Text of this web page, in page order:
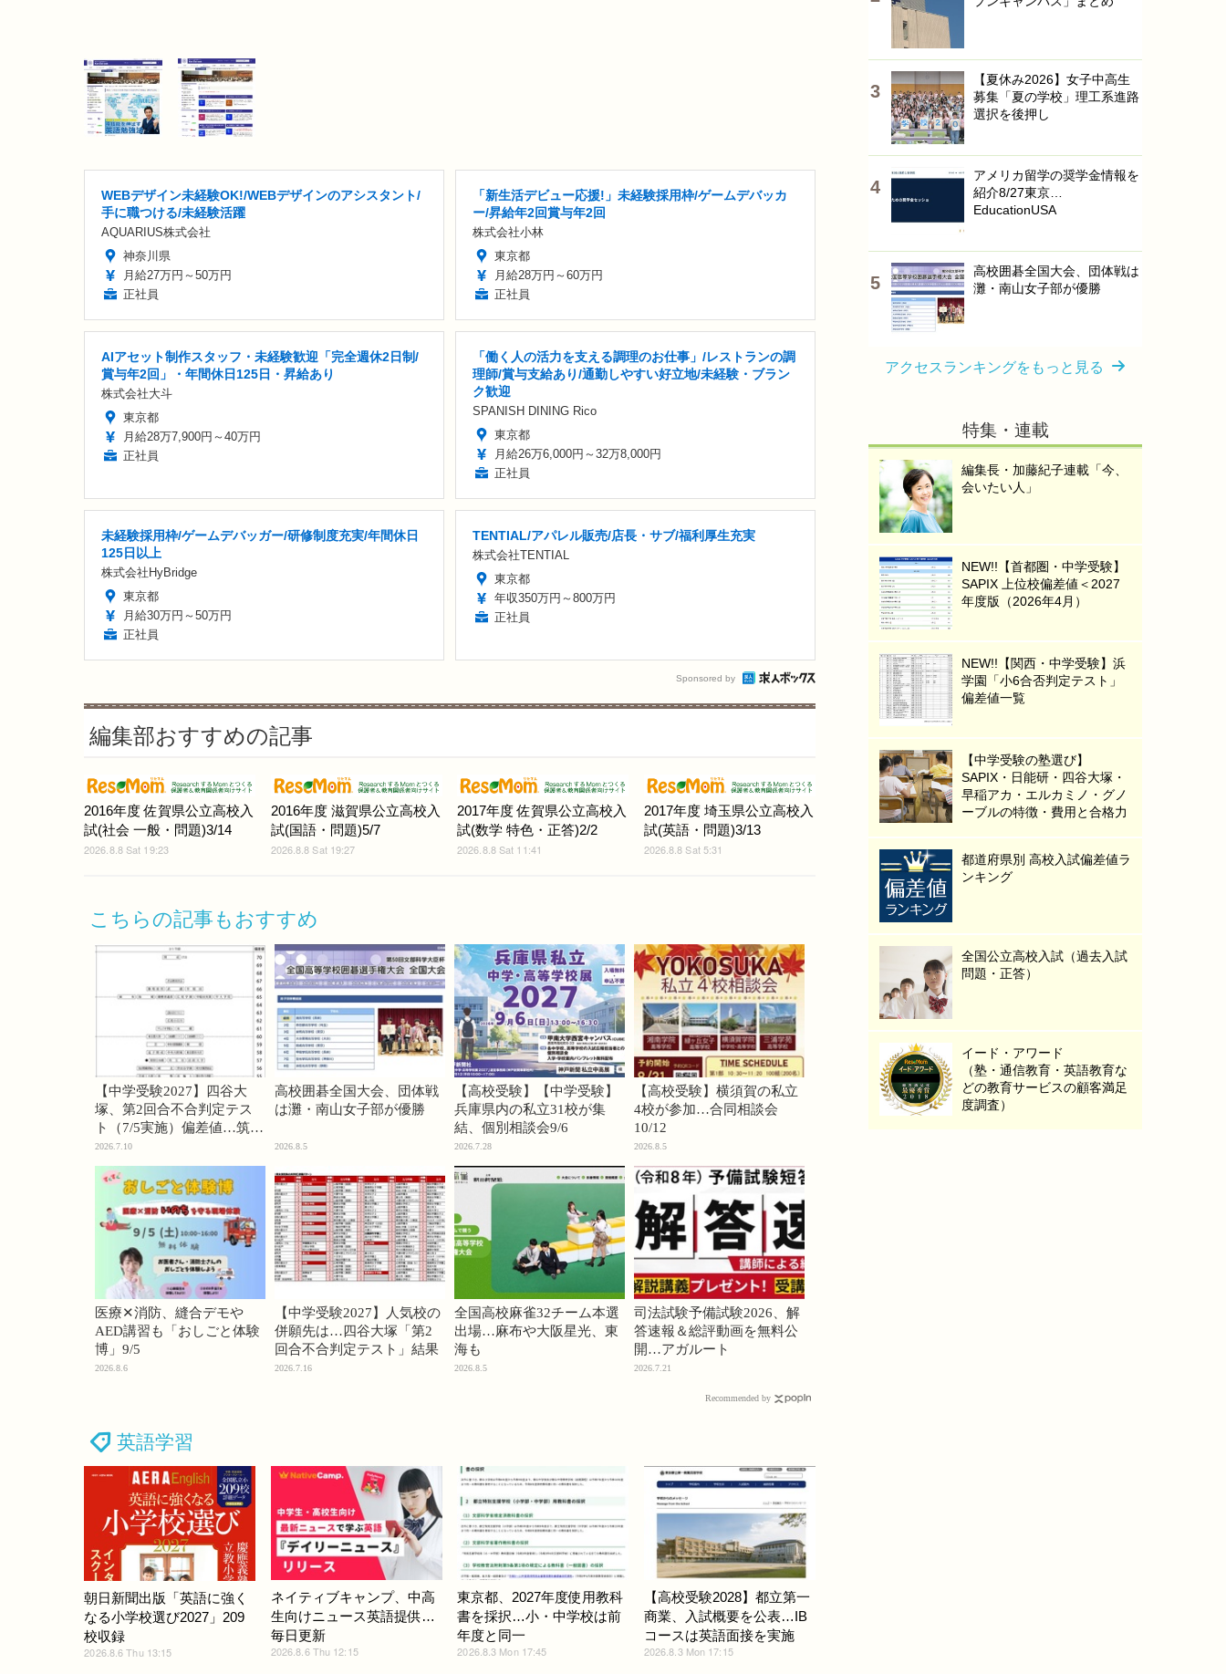
WEBデザイン未経験OK!/WEBデザインのアシスタント/
手に職つける/未経験活躍
AQUARIUS株式会社
神奈川県
月給27万円～50万円
正社員
「新生活デビュー応援!」未経験採用枠/ゲームデバッカ
ー/昇給年2回賞与年2回
株式会社小林
東京都
月給28万円～60万円
正社員
AIアセット制作スタッフ・未経験歓迎「完全週休2日制/
賞与年2回」・年間休日125日・昇給あり
株式会社大斗
東京都
月給28万7,900円～40万円
正社員
「働く人の活力を支える調理のお仕事」/レストランの調
理師/賞与支給あり/通勤しやすい好立地/未経験・ブラン
ク歓迎
SPANISH DINING Rico
東京都
月給26万6,000円～32万8,000円
正社員
未経験採用枠/ゲームデバッガー/研修制度充実/年間休日
125日以上
株式会社HyBridge
東京都
月給30万円～50万円
正社員
TENTIAL/アパレル販売/店長・サブ/福利厚生充実
株式会社TENTIAL
東京都
年収350万円～800万円
正社員
Sponsored by
編集部おすすめの記事
2016年度 佐賀県公立高校入
試(社会 一般・問題)3/14
2026.8.8 Sat 19:23
2016年度 滋賀県公立高校入
試(国語・問題)5/7
2026.8.8 Sat 19:27
2017年度 佐賀県公立高校入
試(数学 特色・正答)2/2
2026.8.8 Sat 11:41
2017年度 埼玉県公立高校入
試(英語・問題)3/13
2026.8.8 Sat 5:31
こちらの記事もおすすめ
【中学受験2027】四谷大
塚、第2回合不合判定テス
ト（7/5実施）偏差値…筑駒
74・桜蔭70＜PR＞
2026.7.10
高校囲碁全国大会、団体戦
は灘・南山女子部が優勝
2026.8.5
【高校受験】【中学受験】
兵庫県内の私立31校が集
結、個別相談会9/6
2026.7.28
【高校受験】横須賀の私立
4校が参加…合同相談会
10/12
2026.8.5
医療✕消防、縫合デモや
AED講習も「おしごと体験
博」9/5
2026.8.6
【中学受験2027】人気校の
併願先は…四谷大塚「第2
回合不合判定テスト」結果
2026.7.16
全国高校麻雀32チーム本選
出場…麻布や大阪星光、東
海も
2026.8.5
司法試験予備試験2026、解
答速報＆総評動画を無料公
開…アガルート
2026.7.21
Recommended by
英語学習
朝日新聞出版「英語に強く
なる小学校選び2027」209
校収録
2026.8.6 Thu 13:15
ネイティブキャンプ、中高
生向けニュース英語提供…
毎日更新
2026.8.6 Thu 12:15
東京都、2027年度使用教科
書を採択…小・中学校は前
年度と同一
2026.8.3 Mon 17:45
【高校受験2028】都立第一
商業、入試概要を公表…IB
コースは英語面接を実施
2026.8.3 Mon 17:15
【夏休み2026】女子中高生
募集「夏の学校」理工系進路
選択を後押し
アメリカ留学の奨学金情報を
紹介8/27東京…
EducationUSA
高校囲碁全国大会、団体戦は
灘・南山女子部が優勝
アクセスランキングをもっと見る
特集・連載
編集長・加藤紀子連載「今、
会いたい人」
NEW!!【首都圏・中学受験】
SAPIX 上位校偏差値＜2027
年度版（2026年4月）
NEW!!【関西・中学受験】浜
学園「小6合否判定テスト」
偏差値一覧
【中学受験の塾選び】
SAPIX・日能研・四谷大塚・
早稲アカ・エルカミノ・グノ
ーブルの特徴・費用と合格力
都道府県別 高校入試偏差値ラ
ンキング
全国公立高校入試（過去入試
問題・正答）
イード・アワード
（塾・通信教育・英語教育な
どの教育サービスの顧客満足
度調査）